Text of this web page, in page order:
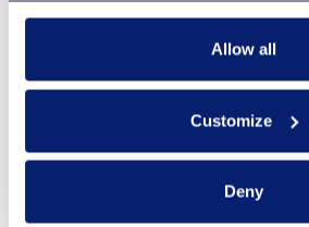
Allow all
Customize
Deny
Vill du få hela bilden?
Den här artikeln bygger på analyser
scenarier där digital infrastruktur